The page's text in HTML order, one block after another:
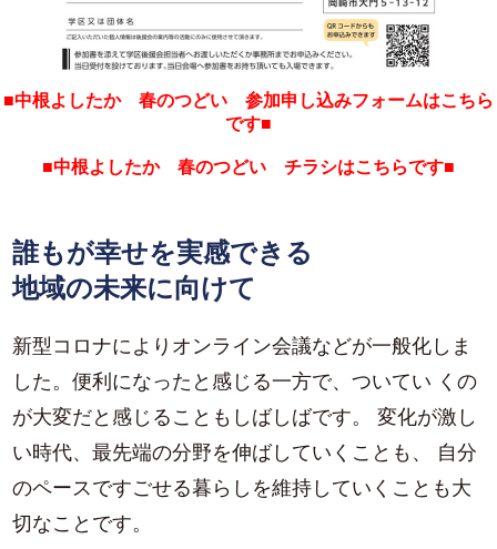
■中根よしたか 春のつどい 参加申し込みフォームはこちら
です■
■中根よしたか 春のつどい チラシはこちらです■
誰もが幸せを実感できる
地域の未来に向けて
新型コロナによりオンライン会議などが一般化しま
した。便利になったと感じる一方で、ついてい くの
が大変だと感じることもしばしばです。 変化が激し
い時代、最先端の分野を伸ばしていくことも、 自分
のペースですごせる暮らしを維持していくことも大
切なことです。